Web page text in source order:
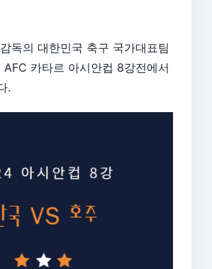
독의 대한민국 축구 국가대표팀
카타르 아시안컵 8강전에서
.